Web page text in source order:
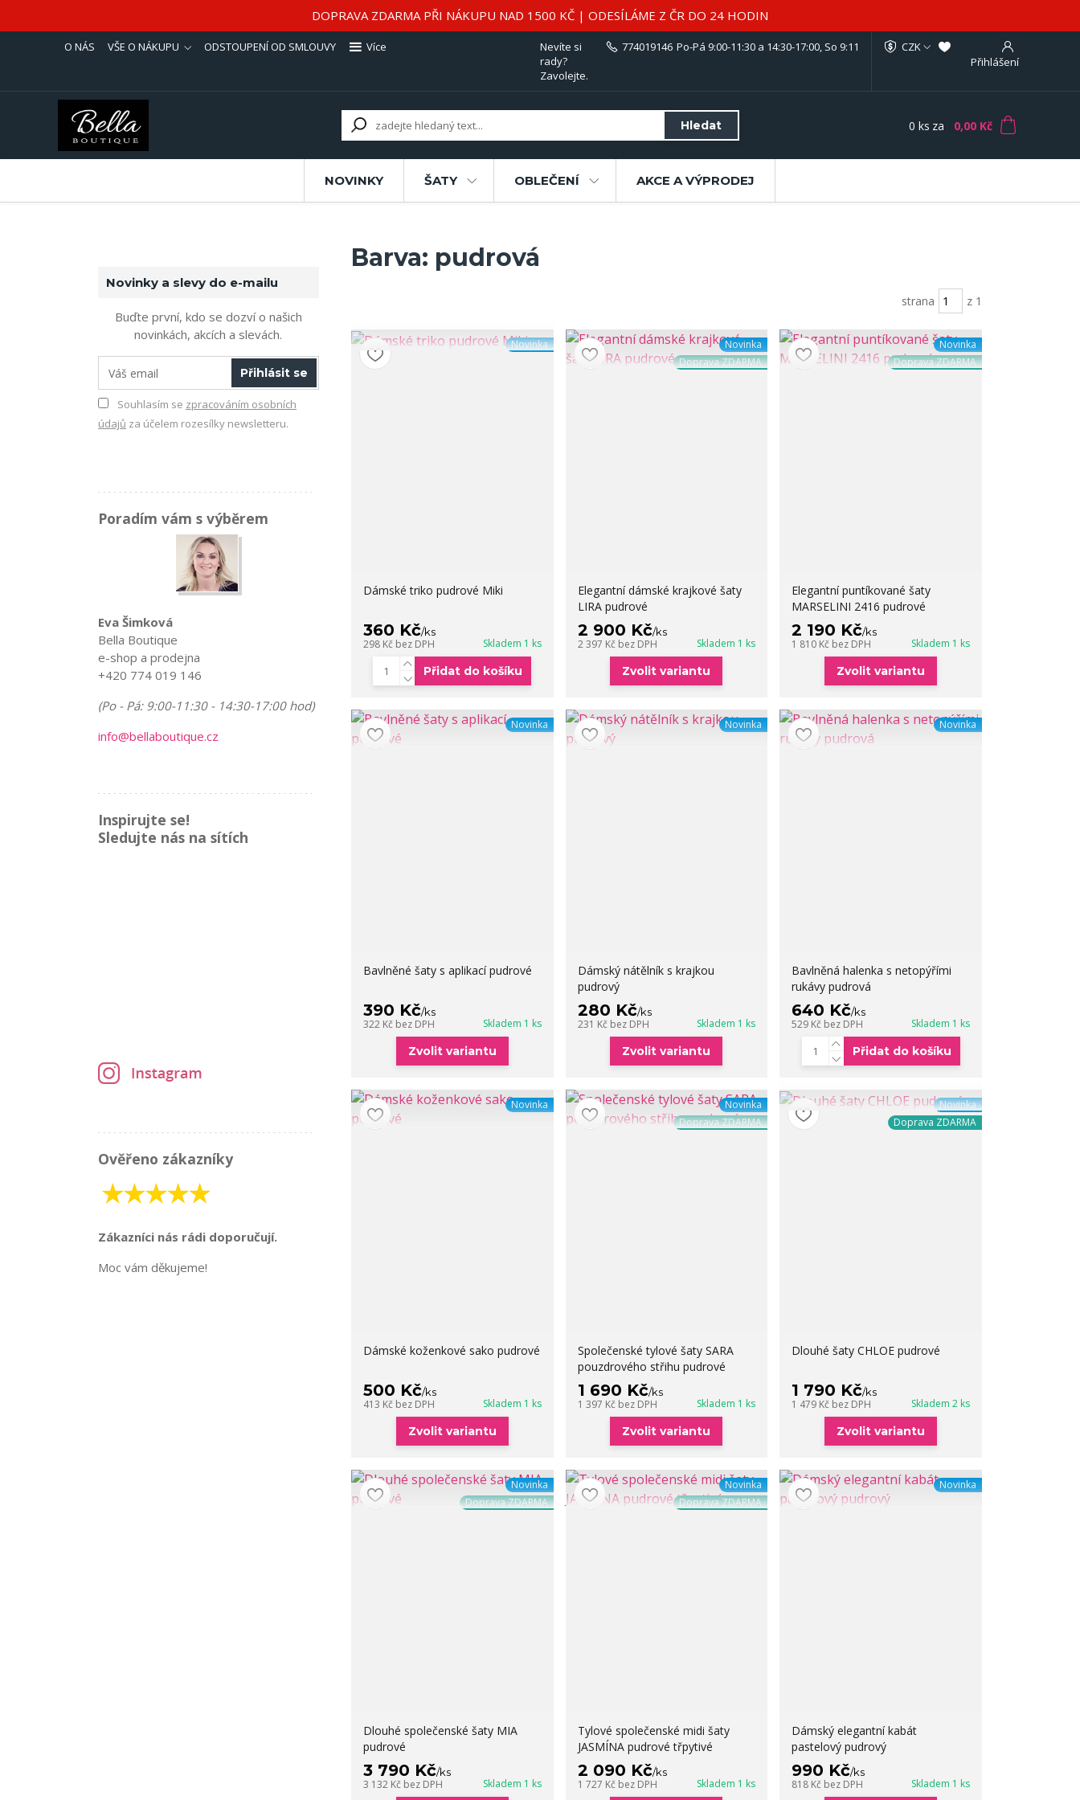
DOPRAVA ZDARMA PŘI NÁKUPU NAD 1500 KČ | ODESÍLÁME Z ČR DO 24 HODIN
O NÁS VŠE O NÁKUPU ODSTOUPENÍ OD SMLOUVY Více
CZK
Přihlášení
Hledat
Nevíte si
rady?
Zavolejte.
774019146 Po-Pá 9:00-11:30 a 14:30-17:00, So 9:11
0 ks za 0,00 Kč
NOVINKY ŠATY OBLEČENÍ AKCE A VÝPRODEJ
Novinky a slevy do e-mailu
Buďte první, kdo se dozví o našich
novinkách, akcích a slevách.
Přihlásit se
Souhlasím se zpracováním osobních
údajů za účelem rozesílky newsletteru.
Poradím vám s výběrem
Eva Šimková
Bella Boutique
e-shop a prodejna
+420 774 019 146
(Po - Pá: 9:00-11:30 - 14:30-17:00 hod)
info@bellaboutique.cz
Inspirujte se!
Sledujte nás na sítích
Ověřeno zákazníky
Zákazníci nás rádi doporučují.
Moc vám děkujeme!
Barva: pudrová
strana z 1
Novinka
Dámské triko pudrové Miki
360 Kč/ks
298 Kč bez DPH Skladem 1 ks
Přidat do košíku
Novinka
Doprava ZDARMA
Elegantní dámské krajkové šaty
LIRA pudrové
2 900 Kč/ks
2 397 Kč bez DPH Skladem 1 ks
Zvolit variantu
Novinka
Doprava ZDARMA
Elegantní puntíkované šaty
MARSELINI 2416 pudrové
2 190 Kč/ks
1 810 Kč bez DPH Skladem 1 ks
Zvolit variantu
Novinka
Bavlněné šaty s aplikací pudrové
390 Kč/ks
322 Kč bez DPH Skladem 1 ks
Zvolit variantu
Novinka
Dámský nátělník s krajkou
pudrový
280 Kč/ks
231 Kč bez DPH Skladem 1 ks
Zvolit variantu
Novinka
Bavlněná halenka s netopýřími
rukávy pudrová
640 Kč/ks
529 Kč bez DPH Skladem 1 ks
Přidat do košíku
Novinka
Dámské koženkové sako pudrové
500 Kč/ks
413 Kč bez DPH Skladem 1 ks
Zvolit variantu
Novinka
Doprava ZDARMA
Společenské tylové šaty SARA
pouzdrového střihu pudrové
1 690 Kč/ks
1 397 Kč bez DPH Skladem 1 ks
Zvolit variantu
Novinka
Doprava ZDARMA
Dlouhé šaty CHLOE pudrové
1 790 Kč/ks
1 479 Kč bez DPH Skladem 2 ks
Zvolit variantu
Novinka
Doprava ZDARMA
Dlouhé společenské šaty MIA
pudrové
3 790 Kč/ks
3 132 Kč bez DPH Skladem 1 ks
Novinka
Doprava ZDARMA
Tylové společenské midi šaty
JASMÍNA pudrové třpytivé
2 090 Kč/ks
1 727 Kč bez DPH Skladem 1 ks
Novinka
Dámský elegantní kabát
pastelový pudrový
990 Kč/ks
818 Kč bez DPH Skladem 1 ks